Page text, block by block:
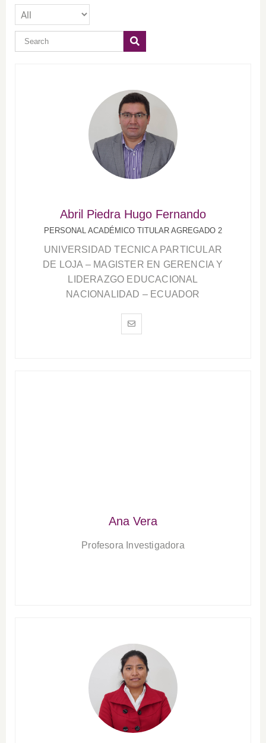
Abril Piedra Hugo Fernando
PERSONAL ACADÉMICO TITULAR AGREGADO 2
UNIVERSIDAD TECNICA PARTICULAR
DE LOJA – MAGISTER EN GERENCIA Y
LIDERAZGO EDUCACIONAL
NACIONALIDAD – ECUADOR
Ana Vera
Profesora Investigadora